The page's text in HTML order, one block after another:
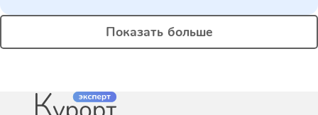
Показать больше